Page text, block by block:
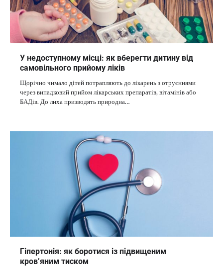
У недоступному місці: як вберегти дитину від
самовільного прийому ліків
Щорічно чимало дітей потрапляють до лікарень з отруєннями
через випадковий прийом лікарських препаратів, вітамінів або
БАДів. До лиха призводять природна…
Гіпертонія: як боротися із підвищеним
кров’яним тиском